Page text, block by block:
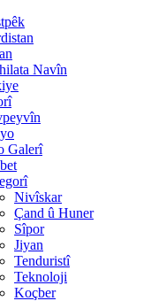
Navîn
Galerî
Nivîskar
Çand û Huner
Sîpor
Jiyan
Tenduristî
Teknoloji
Koçber